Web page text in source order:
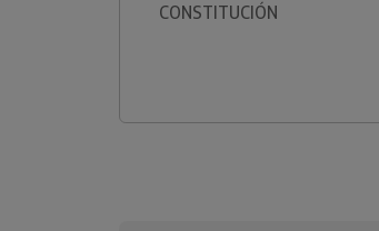
CONSTITUCIÓN